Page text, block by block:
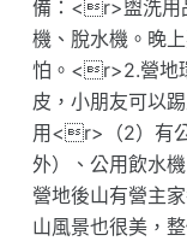
備：<r>盥洗用
機、脫水機。晚
怕。<r>2.營地
皮，小朋友可以
用<r>（2）有
外）、公用飲水
營地後山有營主
山風景也很美，